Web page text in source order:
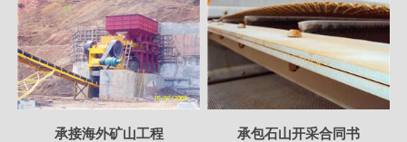
承接海外矿山工程 承包石山开采合同书